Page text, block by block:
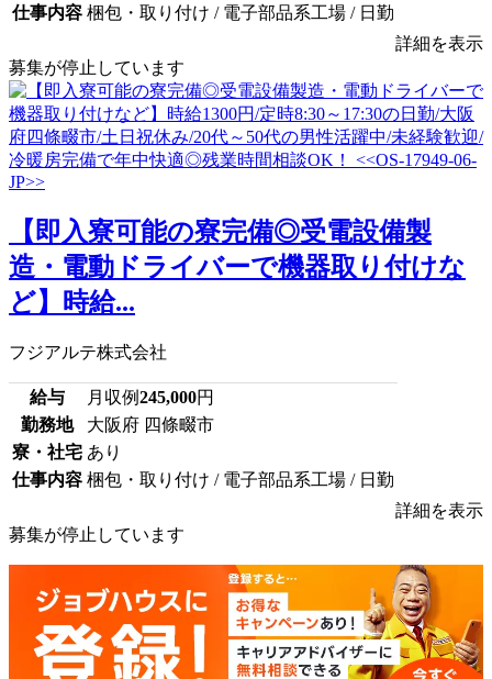
仕事内容 梱包・取り付け / 電子部品系工場 / 日勤
詳細を表示
募集が停止しています
【即入寮可能の寮完備◎受電設備製
造・電動ドライバーで機器取り付けな
ど】時給...
フジアルテ株式会社
給与 月収例245,000円
勤務地
大阪府 四條畷市
寮・社宅 あり
仕事内容 梱包・取り付け / 電子部品系工場 / 日勤
詳細を表示
募集が停止しています